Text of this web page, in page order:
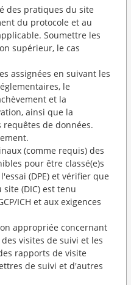
des pratiques du site
du protocole et au
Soumettre les
supérieur, le cas
assignées en suivant les
le
et la
ainsi que la
de données.
(comme requis) des
pour être classé(e)s
(DPE) et vérifier que
(DIC) est tenu
ICH et aux exigences
appropriée concernant
visites de suivi et les
rapports de visite
de suivi et d'autres